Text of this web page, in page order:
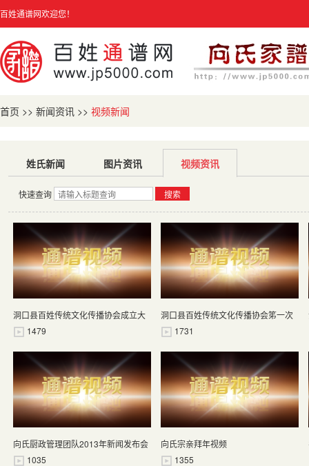
百姓通谱网欢迎您！
首页 >> 新闻资讯 >> 视频新闻
姓氏新闻 图片资讯 视频资讯
快速查询 搜索
洞口县百姓传统文化传播协会成立大
会在洞口县五星级宾馆隆重召开
1479
洞口县百姓传统文化传播协会笫一次
会员在民政局会议室召开
1731
向氏厨政管理团队2013年新闻发布会
视频1035
向氏宗亲拜年视频
1355